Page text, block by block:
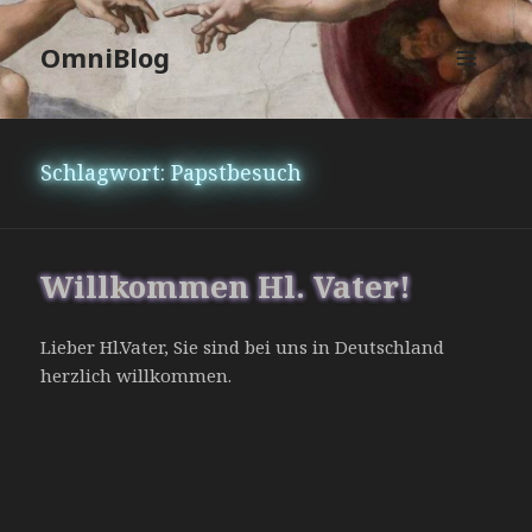
OmniBlog
MENÜ
UND
Schlagwort:Papstbesuch
Willkommen Hl. Vater!
Lieber Hl.Vater, Sie sind bei uns in Deutschland
herzlich willkommen.